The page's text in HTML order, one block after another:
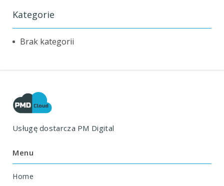
Kategorie
Brak kategorii
Usługę dostarcza PM Digital
Menu
Home